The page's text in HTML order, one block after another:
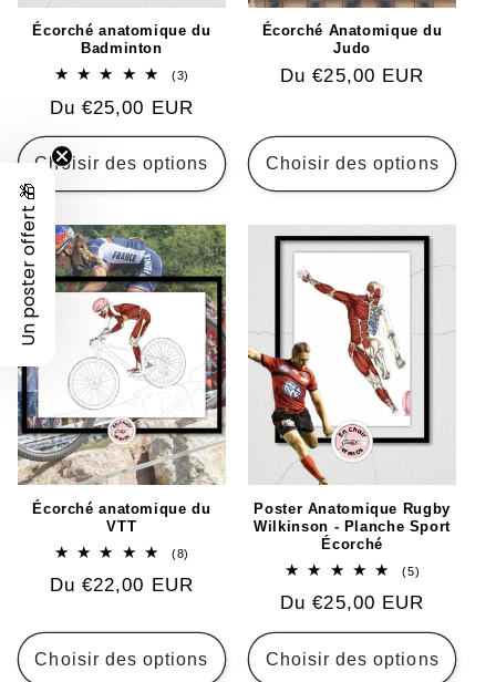
Écorché anatomique du
Badminton
(3)
des
Prix
habituel
Du €25,00 EUR
Choisir des options
Écorché Anatomique du
Judo
Prix
Du €25,00 EUR
Choisir des options
Écorché anatomique du
VTT
(8)
des
Prix
Du €22,00 EUR
Choisir des options
Poster Anatomique Rugby
Wilkinson - Planche Sport
Écorché
(5)
des
Prix
habituel
Du €25,00 EUR
Choisir des options
Un poster offert 🎁